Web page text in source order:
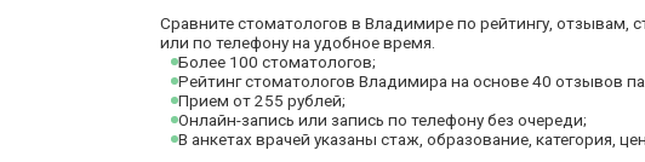
Сравните стоматологов в Владимире по рейтингу, отзывам,
или по телефону на удобное время.
Более 100 стоматологов;
Рейтинг стоматологов Владимира на основе 40 отзывов
Прием от 255 рублей;
Онлайн-запись или запись по телефону без очереди;
В анкетах врачей указаны стаж, образование, категория,